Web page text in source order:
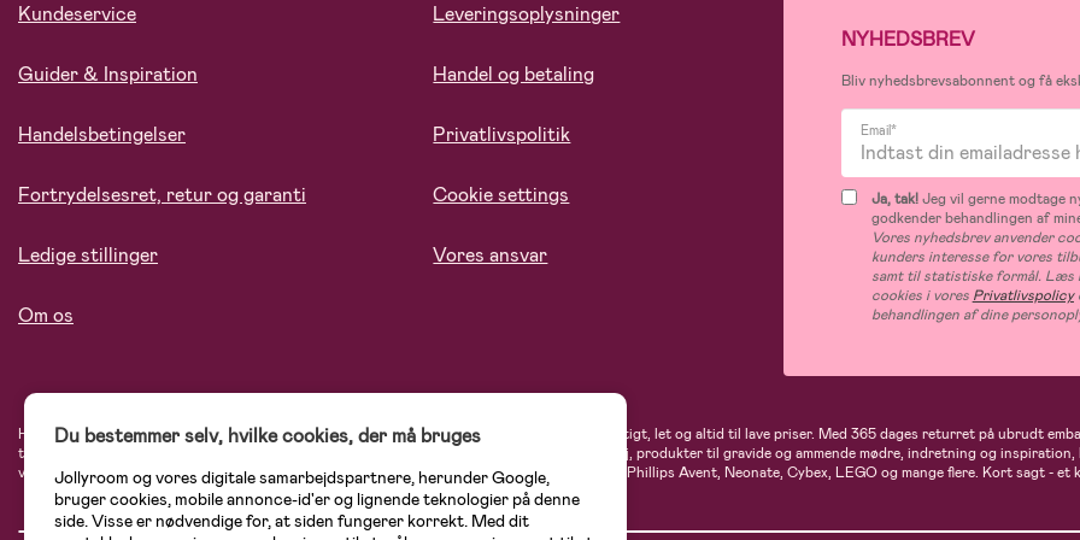
Kundeservice
Guider & Inspiration
Handelsbetingelser
Fortrydelsesret, retur og garanti
Ledige stillinger
Om os
Leveringsoplysninger
Handel og betaling
Privatlivspolitik
Cookie settings
Vores ansvar
NYHEDSBREV
Bliv nyhedsbrevsabonnent og få
Email*
Ja, tak!Jeg vil gerne modtage
godkender behandlingen af
Vores nyhedsbrev anvender
kunders interesse for vores
samt til statistiske formål. Læs
cookies i vores Privatlivspolicy
behandlingen af dine
Hos Jollyroom.dk finder du et stort udvalg af produkter til børnefamilien. Her handler du hurtigt, let og altid til lave priser. Med 365 dages returret på ubrudt
tryg, når du handler hos os. I vores udvalg finder du barnevogne, autostole, børne- og babytøj, produkter til gravide og ammende mødre, indretning og
varemærker som Britax, Maxi-Cosi, Baby Jogger, BabyBjörn, Didriksons, KidKraft, Ergobaby, Phillips Avent, Neonate, Cybex, LEGO og mange flere. Kort sagt - et
Du bestemmer selv, hvilke cookies, der må bruges
Jollyroom og vores digitale samarbejdspartnere, herunder Google,
bruger cookies, mobile annonce-id'er og lignende teknologier på denne
side. Visse er nødvendige for, at siden fungerer korrekt. Med dit